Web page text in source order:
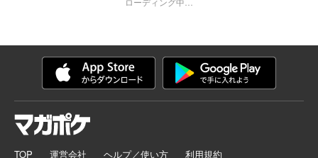
TOP 運営会社 ヘルプ／使い方 利用規約